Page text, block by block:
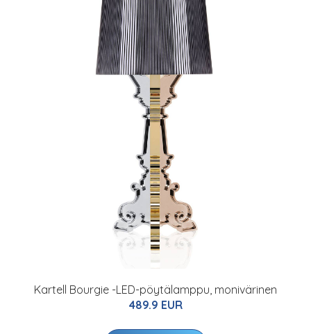
Kartell Bourgie -LED-pöytälamppu, monivärinen
489.9 EUR